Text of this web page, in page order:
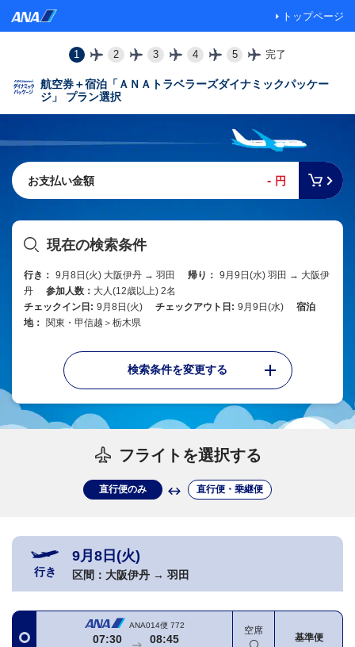
トップページ
1 2 3 4 5 完了
航空券＋宿泊「ＡＮＡトラベラーズダイナミックパッケー
ジ」 プラン選択
お支払い金額 - 円
現在の検索条件
行き： 9月8日(火) 大阪伊丹 → 羽田 帰り： 9月9日(水) 羽田 → 大阪伊
丹
参加人数： 大人(12歳以上) 2名
チェックイン日: 9月8日(火) チェックアウト日: 9月9日(水)
宿泊
地：
関東・甲信越＞栃木県
検索条件を変更する
フライトを選択する
直行便のみ 直行便・乗継便
行き
9月8日(火)
区間： 大阪伊丹 → 羽田
ANA014便 772
07:30 08:45
空席
基準便